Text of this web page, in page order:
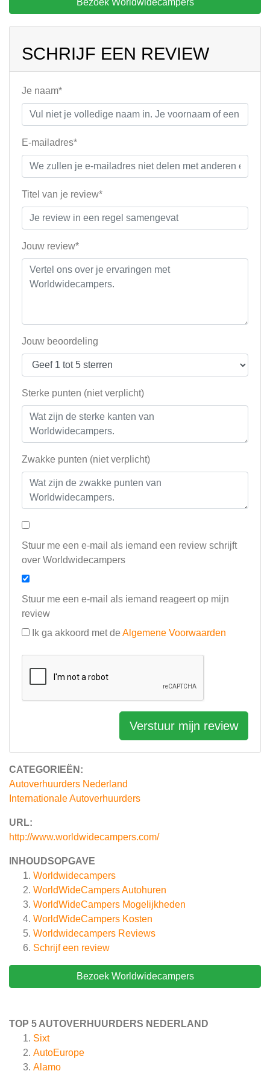
CATEGORIEËN:
Autoverhuurders Nederland
Internationale Autoverhuurders
URL:
http://www.worldwidecampers.com/
INHOUDSOPGAVE
Worldwidecampers
WorldWideCampers Autohuren
WorldWideCampers Mogelijkheden
WorldWideCampers Kosten
Worldwidecampers Reviews
Schrijf een review
Bezoek Worldwidecampers
TOP 5 AUTOVERHUURDERS NEDERLAND
Sixt
AutoEurope
Alamo
Bezoek Worldwidecampers
SCHRIJF EEN REVIEW
Je naam*
E-mailadres*
Titel van je review*
Jouw review*
Jouw beoordeling
Sterke punten (niet verplicht)
Zwakke punten (niet verplicht)
Stuur me een e-mail als iemand een review schrijft
over Worldwidecampers
Stuur me een e-mail als iemand reageert op mijn
review
Ik ga akkoord met de Algemene Voorwaarden
Verstuur mijn review